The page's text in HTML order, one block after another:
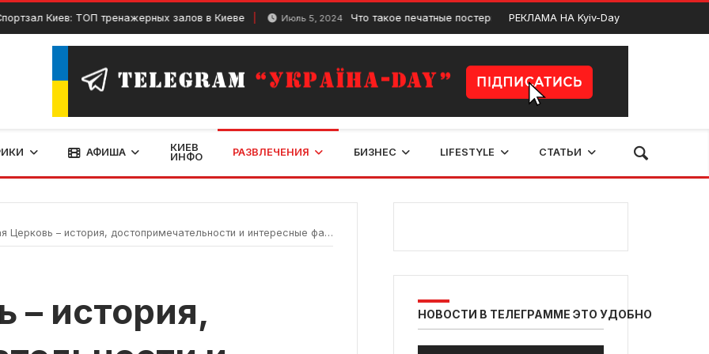
ТОП тренажерных залов в Киеве Июль 5, 2024 Что такое печатные постеры: их разновидности и особенности. Для чего их
РЕКЛАМА НА Kyiv-Day
АФИША
КИЕВ
ИНФО
РАЗВЛЕЧЕНИЯ БИЗНЕС LIFESTYLE СТАТЬИ
Церковь – история, достопримечательности и интересные факты
– история,
НОВОСТИ В ТЕЛЕГРАММЕ ЭТО УДОБНО